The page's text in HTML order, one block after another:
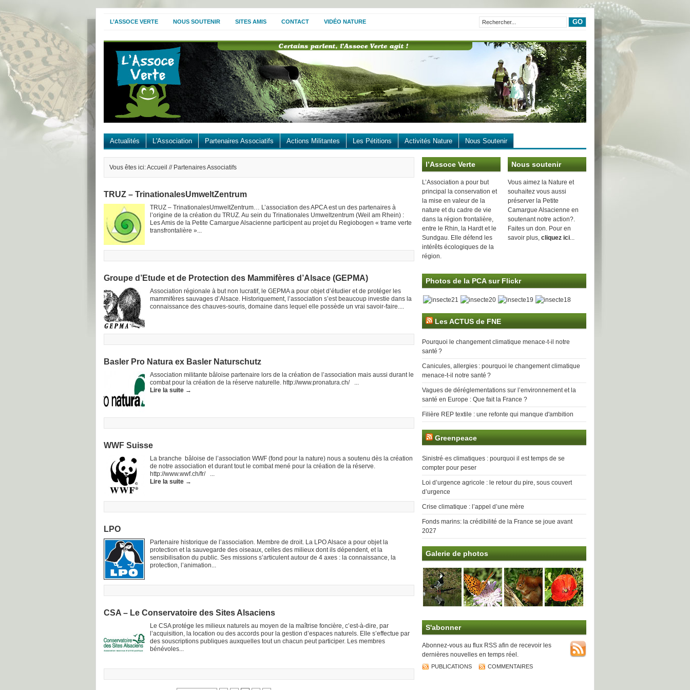
L’ASSOCE VERTE NOUS SOUTENIR SITES AMIS CONTACT VIDÉO NATURE
Actualités L'Association Partenaires Associatifs Actions Militantes Les Pétitions Activités Nature Nous Soutenir
Vous êtes ici: Accueil // Partenaires Associatifs
TRUZ – TrinationalesUmweltZentrum
TRUZ – TrinationalesUmweltZentrum… L’association des APCA est un des partenaires à
l’origine de la création du TRUZ. Au sein du Trinationales Umweltzentrum (Weil am Rhein) :
Les Amis de la Petite Camargue Alsacienne participent au projet du Regiobogen « trame verte
transfrontalière »...
Groupe d’Etude et de Protection des Mammifères d’Alsace (GEPMA)
Association régionale à but non lucratif, le GEPMA a pour objet d’étudier et de protéger les
mammifères sauvages d’Alsace. Historiquement, l’association s’est beaucoup investie dans la
connaissance des chauves-souris, domaine dans lequel elle possède un vrai savoir-faire....
Basler Pro Natura ex Basler Naturschutz
Association militante bâloise partenaire lors de la création de l’association mais aussi durant le
combat pour la création de la réserve naturelle. http://www.pronatura.ch/ ...
Lire la suite →
WWF Suisse
La branche bâloise de l’association WWF (fond pour la nature) nous a soutenu dès la création
de notre association et durant tout le combat mené pour la création de la réserve.
http://www.wwf.ch/fr/ ...
Lire la suite →
LPO
Partenaire historique de l’association. Membre de droit. La LPO Alsace a pour objet la
protection et la sauvegarde des oiseaux, celles des milieux dont ils dépendent, et la
sensibilisation du public. Ses missions s’articulent autour de 4 axes : la connaissance, la
protection, l’animation...
CSA – Le Conservatoire des Sites Alsaciens
Le CSA protége les milieux naturels au moyen de la maîtrise foncière, c’est-à-dire, par
l’acquisition, la location ou des accords pour la gestion d’espaces naturels. Elle s’effectue par
des souscriptions publiques auxquelles tout un chacun peut participer. Les membres
bénévoles...
l’Assoce Verte
L’Association a pour but
principal la conservation et
la mise en valeur de la
nature et du cadre de vie
dans la région frontalière,
entre le Rhin, la Hardt et le
Sundgau. Elle défend les
intérêts écologiques de la
région.
Nous soutenir
Vous aimez la Nature et
souhaitez vous aussi
préserver la Petite
Camargue Alsacienne en
soutenant notre action?.
Faites un don. Pour en
savoir plus, cliquez ici...
Photos de la PCA sur Flickr
Les ACTUS de FNE
Pourquoi le changement climatique menace-t-il notre
santé ?
Canicules, allergies : pourquoi le changement climatique
menace-t-il notre santé ?
Vagues de déréglementations sur l’environnement et la
santé en Europe : Que fait la France ?
Filière REP textile : une refonte qui manque d'ambition
Greenpeace
Sinistré·es climatiques : pourquoi il est temps de se
compter pour peser
Loi d’urgence agricole : le retour du pire, sous couvert
d’urgence
Crise climatique : l’appel d’une mère
Fonds marins: la crédibilité de la France se joue avant
2027
Galerie de photos
S'abonner
Abonnez-vous au flux RSS afin de recevoir les
dernières nouvelles en temps réel.
PUBLICATIONS COMMENTAIRES